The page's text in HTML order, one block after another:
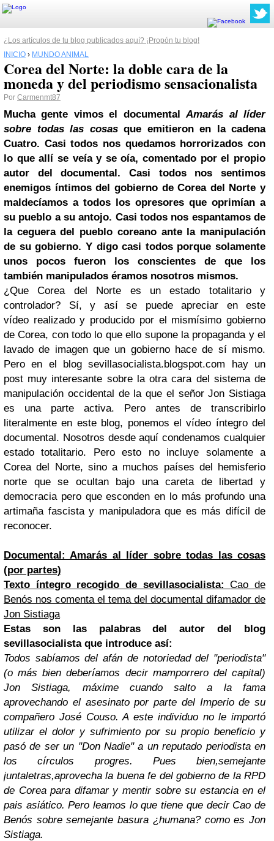
¿Los artículos de tu blog publicados aquí? ¡Propón tu blog!
INICIO › MUNDO ANIMAL
Corea del Norte: la doble cara de la
moneda y del periodismo sensacionalista
Por Carmenmt87
Mucha gente vimos el documentalAmarás al líder
sobre todas las cosasque emitieron en la cadena
Cuatro. Casi todos nos quedamos horrorizados con
lo que allí se veía y se oía, comentado por el propio
autor del documental. Casi todos nos sentimos
enemigos íntimos del gobierno de Corea del Norte y
maldecíamos a todos los opresores que oprimían a
su pueblo a su antojo. Casi todos nos espantamos de
la ceguera del pueblo coreano ante la manipulación
de su gobierno. Y digo casi todos porque solamente
unos pocos fueron los conscientes de que los
también manipulados éramos nosotros mismos.
¿Que Corea del Norte es un estado totalitario y
controlador? Sí, y así se puede apreciar en este
vídeo realizado y producido por el mismísimo gobierno
de Corea, con todo lo que ello supone la propaganda y el
lavado de imagen que un gobierno hace de sí mismo.
Pero en el blogsevillasocialista.blogspot.com
hay un
post muy interesante sobre la otra cara del sistema de
manipulación occidental de la que el señor Jon Sistiaga
es una parte activa. Pero antes de transcribirlo
literalmente en este blog, ponemos el vídeo íntegro del
documental. Nosotros desde aquí condenamos cualquier
estado totalitario. Pero esto no incluye solamente a
Corea del Norte, sino a muchos países del hemisferio
norte que se ocultan bajo una careta de libertad y
democracia pero que esconden en lo más profundo una
artimaña fascista y manipuladora que es más difícil de
reconocer.
Documental: Amarás al líder sobre todas las cosas
(por partes)
Texto íntegro recogido de sevillasocialista:Cao de
Benós nos comenta el tema del documental difamador de
Jon Sistiaga
Estas son las palabras del autor del blog
sevillasocialistaque introduce así:
Todos sabíamos del afán de notoriedad del "periodista"
(o más bien deberíamos decir mamporrero del capital)
Jon Sistiaga, máxime cuando salto a la fama
aprovechando el asesinato por parte del Imperio de su
compañero José Couso. A este individuo no le importó
utilizar el dolor y sufrimiento por su propio beneficio y
pasó de ser un "Don Nadie" a un reputado periodista en
los círculos progres. Pues bien,semejante
juntaletras,aprovecha la buena fe del gobierno de la RPD
de Corea para difamar y mentir sobre su estancia en el
pais asiático. Pero leamos lo que tiene que decir Cao de
Benós sobre semejante basura ¿humana? como es Jon
Sistiaga.